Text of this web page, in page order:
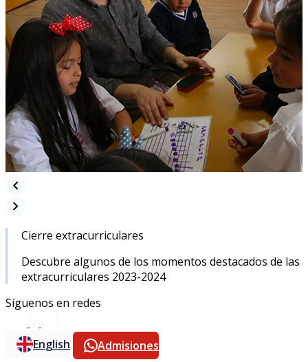
chevron_left
chevron_right
Cierre extracurriculares
Descubre algunos de los momentos destacados de las
extracurriculares 2023-2024
Síguenos en redes
English
Admisiones